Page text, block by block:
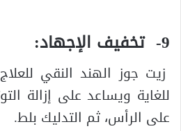
9- تخفيف الإجهاد:
زيت جوز الهند النقي
للغاية ويساعد على إزالة
على الرأس، ثم التدليك بلط.